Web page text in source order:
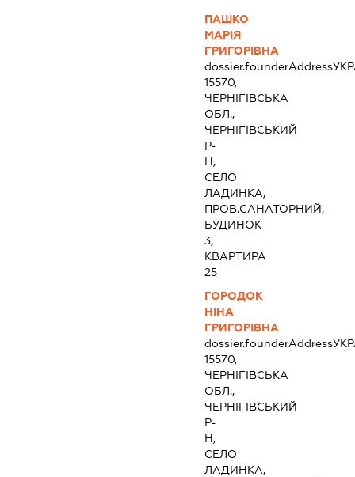
ПАШКО
МАРІЯ
ГРИГОРІВНА
dossier.founderAddress
15570,
ЧЕРНІГІВСЬКА
ОБЛ.,
ЧЕРНІГІВСЬКИЙ
Р-
Н,
СЕЛО
ЛАДИНКА,
ПРОВ.САНАТОРНИЙ,
БУДИНОК
3,
КВАРТИРА
25
ГОРОДОК
НІНА
ГРИГОРІВНА
dossier.founderAddress
15570,
ЧЕРНІГІВСЬКА
ОБЛ.,
ЧЕРНІГІВСЬКИЙ
Р-
Н,
СЕЛО
ЛАДИНКА,